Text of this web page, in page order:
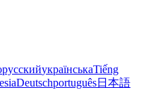
русскийукраїнськаTiếng
Deutschportuguês日本語